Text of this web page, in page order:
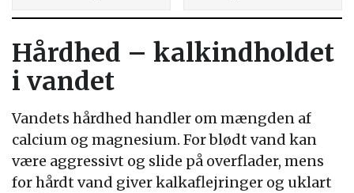
Hårdhed – kalkindholdet
i vandet
Vandets hårdhed handler om mængden af
calcium og magnesium. For blødt vand kan
være aggressivt og slide på overflader, mens
for hårdt vand giver kalkaflejringer og uklart